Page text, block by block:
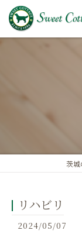
茨城
リハビリ
2024/05/07